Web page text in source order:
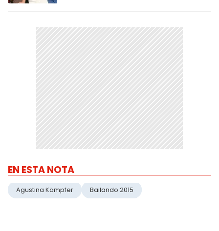
EN ESTA NOTA
Agustina Kämpfer Bailando 2015